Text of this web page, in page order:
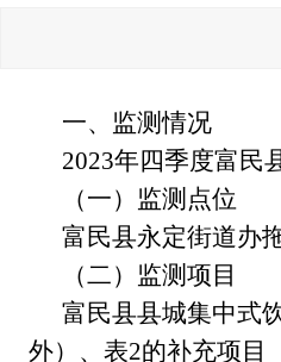
一、监测情况
2023年四季度富民
（一）监测点位
富民县永定街道办
（二）监测项目
富民县县城集中式
外）、表2的补充项目